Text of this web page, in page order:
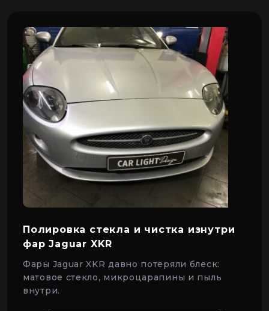
Полировка стекла и чистка изнутри
фар Jaguar XKR
Фары Jaguar XKR давно потеряли блеск:
матовое стекло, микроцарапины и пыль
внутри.